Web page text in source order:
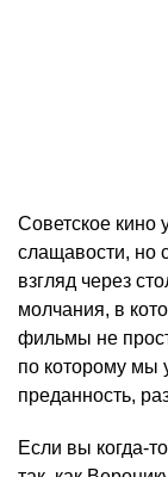
Советское кино
слащавости, но
взгляд через
молчания, в
фильмы не
по которому мы
преданность,
Если вы когда-